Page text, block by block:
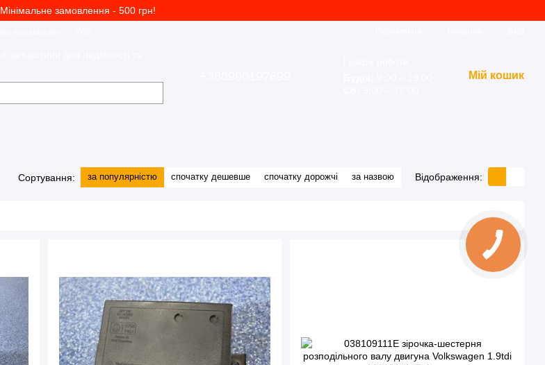
Мінімальне замовлення - 500 грн!
Мій кошик
Сортування: за популярністю спочатку дешевше спочатку дорожчі за назвою Відображення: